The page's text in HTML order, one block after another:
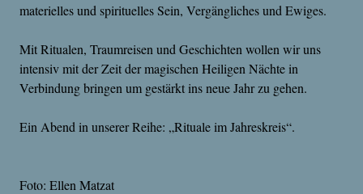
materielles und spirituelles Sein, Vergängliches und Ewiges.
Mit Ritualen, Traumreisen und Geschichten wollen wir uns
intensiv mit der Zeit der magischen Heiligen Nächte in
Verbindung bringen um gestärkt ins neue Jahr zu gehen.
Ein Abend in unserer Reihe: „Rituale im Jahreskreis“.
Foto: Ellen Matzat